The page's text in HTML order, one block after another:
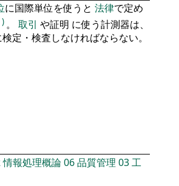
に国際単位を使うと 法律で定め
) 。 取引 や証明 に使う計測器は、
定・検査しなければならない。
情報処理概論06品質管理 03工